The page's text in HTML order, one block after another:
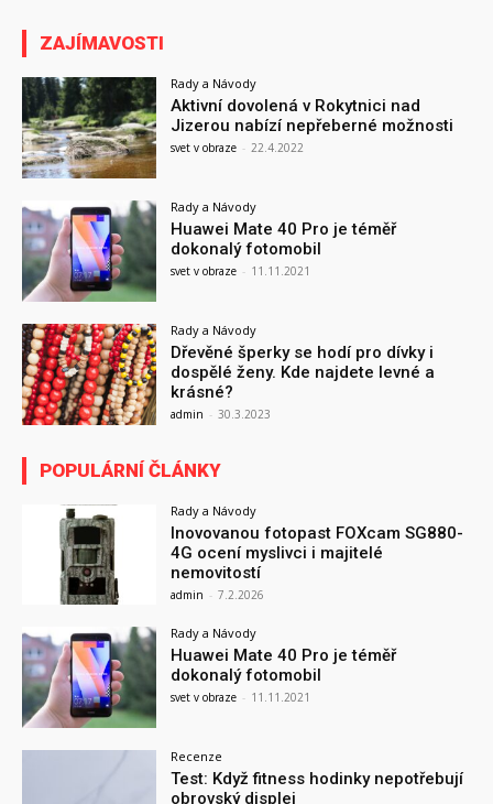
ZAJÍMAVOSTI
Rady a Návody
Aktivní dovolená v Rokytnici nad
Jizerou nabízí nepřeberné možnosti
svet v obraze - 22.4.2022
Rady a Návody
Huawei Mate 40 Pro je téměř
dokonalý fotomobil
svet v obraze - 11.11.2021
Rady a Návody
Dřevěné šperky se hodí pro dívky i
dospělé ženy. Kde najdete levné a
krásné?
admin - 30.3.2023
POPULÁRNÍ ČLÁNKY
Rady a Návody
Inovovanou fotopast FOXcam SG880-
4G ocení myslivci i majitelé
nemovitostí
admin - 7.2.2026
Rady a Návody
Huawei Mate 40 Pro je téměř
dokonalý fotomobil
svet v obraze - 11.11.2021
Recenze
Test: Když fitness hodinky nepotřebují
obrovský displej